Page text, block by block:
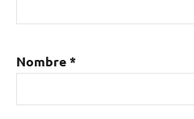
Nombre*